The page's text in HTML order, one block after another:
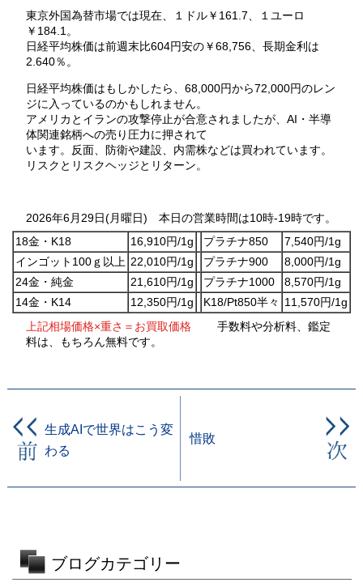
東京外国為替市場では現在、１ドル￥161.7、１ユーロ
￥184.1。
日経平均株価は前週末比604円安の￥68,756、長期金利は
2.640％。
日経平均株価はもしかしたら、68,000円から72,000円のレン
ジに入っているのかもしれません。
アメリカとイランの攻撃停止が合意されましたが、AI・半導
体関連銘柄への売り圧力に押されて
います。反面、防衛や建設、内需株などは買われています。
リスクとリスクヘッジとリターン。
2026年6月29日(月曜日) 本日の営業時間は10時-19時です。
18金・K18
16,910円/1g プラチナ850
7,540円/1g
インゴット100ｇ以上 22,010円/1g プラチナ900
8,000円/1g
24金・純金
21,610円/1g プラチナ1000
8,570円/1g
14金・K14
12,350円/1g K18/Pt850半々
11,570円/1g
上記相場価格×重さ＝お買取価格手数料や分析料、鑑定
料は、もちろん無料です。
生成AIで世界はこう変
わる
惜敗
ブログカテゴリー